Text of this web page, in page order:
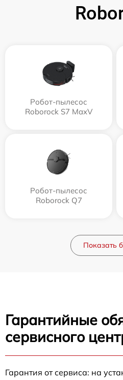
Робот-пылесос
Roborock S7 MaxV
Робот-пылесос
Roborock Q7
Показать
Гарантийные
сервисного
Гарантия от сервиса: на